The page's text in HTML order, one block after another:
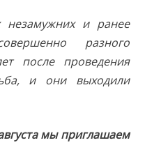
незамужних и ранее
разного
после проведения
и они выходили
мы приглашаем